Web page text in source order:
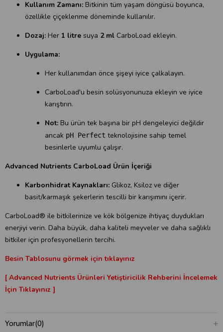
Kullanım Zamanı: Bitkinin tüm yaşam döngüsü boyunca,
özellikle çiçeklenme döneminde kullanılır.
Dozaj: Her 1 litre suya 2 ml CarboLoad ekleyin.
Uygulama:
Her kullanımdan önce şişeyi iyice çalkalayın.
CarboLoad'u besin solüsyonunuza ekleyin ve iyice
karıştırın.
Not: Bu ürün tek başına bir pH dengeleyici değildir
ancak pH Perfect teknolojisine sahip temel
besinlerle uyumlu çalışır.
Advanced Nutrients CarboLoad Ürün İçeriği
Karbonhidrat Kaynakları: Glikoz, Ksiloz ve diğer
basit/karmaşık şekerlerin tescilli bir karışımını içerir.
CarboLoad® ile bitkilerinize ve kök bölgenize ihtiyaç duydukları
enerjiyi verin. Daha büyük, daha kaliteli meyveler ve daha sağlıklı
bitkiler için profesyonellerin tercihi.
Besin Tablosunu görmek için tıklayınız
[ Advanced Nutrients Ürünleri Yetiştiricilik Rehberini İncelemek
İçin Tıklayınız ]
Yorumlar(0)